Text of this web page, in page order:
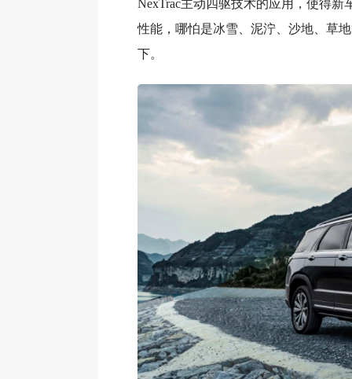
NexTrac主动四驱技术的应用，使得新
性能，哪怕是冰雪、泥泞、沙地、草
下。